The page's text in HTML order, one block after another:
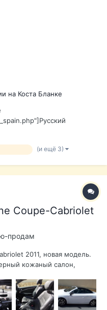
на Коста Бланке
Алькой, Картахена,
фотографа
(и ещё 3)
Coupe-Cabriolet
продам
2011, новая модель.
кожаный салон,
парковочные
книга, радио CD, MP3,